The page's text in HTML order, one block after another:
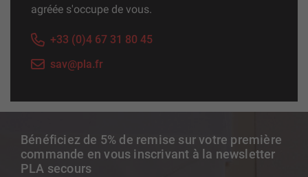
Bénéficiez de 5% de remise sur votre première
commande en vous inscrivant à la newsletter
PLA secours
agréée s'occupe de vous.
+33 (0)4 67 31 80 45
sav@pla.fr